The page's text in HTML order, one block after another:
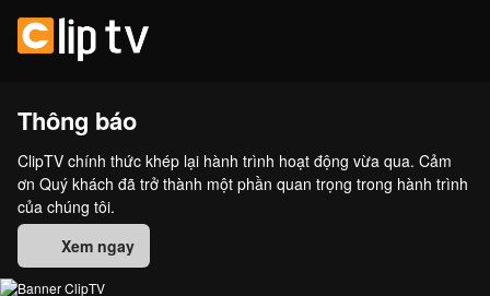
Thông báo
ClipTV chính thức khép lại hành trình hoạt động vừa qua. Cảm
ơn Quý khách đã trở thành một phần quan trọng trong hành trình
của chúng tôi.
Xem ngay